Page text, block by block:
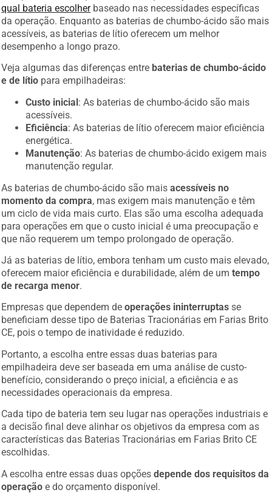
qual bateria escolherbaseado nas necessidades específicas
da operação. Enquanto as baterias de chumbo-ácido são mais
acessíveis, as baterias de lítio oferecem um melhor
desempenho a longo prazo.
Veja algumas das diferenças entre baterias de chumbo-ácido
e de lítio para empilhadeiras:
Custo inicial: As baterias de chumbo-ácido são mais
acessíveis.
Eficiência: As baterias de lítio oferecem maior eficiência
energética.
Manutenção: As baterias de chumbo-ácido exigem mais
manutenção regular.
As baterias de chumbo-ácido são maisacessíveis no
momento da compra, mas exigem mais manutenção e têm
um ciclo de vida mais curto. Elas são uma escolha adequada
para operações em que o custo inicial é uma preocupação e
que não requerem um tempo prolongado de operação.
Já as baterias de lítio, embora tenham um custo mais elevado,
oferecem maior eficiência e durabilidade, além de umtempo
de recarga menor.
Empresas que dependem deoperações ininterruptas se
beneficiam desse tipo de Baterias Tracionárias em Farias Brito
CE, pois o tempo de inatividade é reduzido.
Portanto, a escolha entre essas duas baterias para
empilhadeira deve ser baseada em uma análise de custo-
benefício, considerando o preço inicial, a eficiência e as
necessidades operacionais da empresa.
Cada tipo de bateria tem seu lugar nas operações industriais e
a decisão final deve alinhar os objetivos da empresa com as
características das Baterias Tracionárias em Farias Brito CE
escolhidas.
A escolha entre essas duas opçõesdepende dos requisitos da
operação e do orçamento disponível.